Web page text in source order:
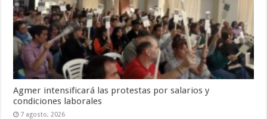
Agmer intensificará las protestas por salarios y
condiciones laborales
7 agosto, 2026